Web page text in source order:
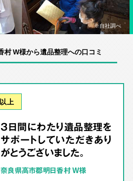
※自社調べ
村 W様から遺品整理への口コミ
上
3日間にわたり遺品整理を
サポートしていただきあり
がとうございました。
奈良県高市郡明日香村 W様